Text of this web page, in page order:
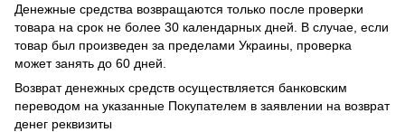
Денежные средства возвращаются только после проверки
товара на срок не более 30 календарных дней. В случае, если
товар был произведен за пределами Украины, проверка
может занять до 60 дней.
Возврат денежных средств осуществляется банковским
переводом на указанные Покупателем в заявлении на возврат
денег реквизиты